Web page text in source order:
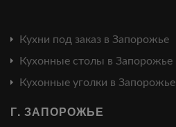
Кухни под заказ в Запорожье
Кухонные столы в Запорожье
Кухонные уголки в Запорожье
Г. ЗАПОРОЖЬЕ